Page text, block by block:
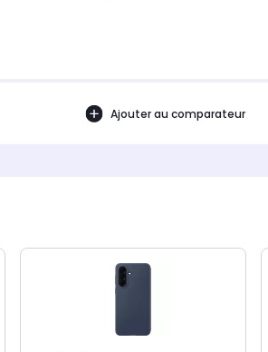
Ajouter au comparateur